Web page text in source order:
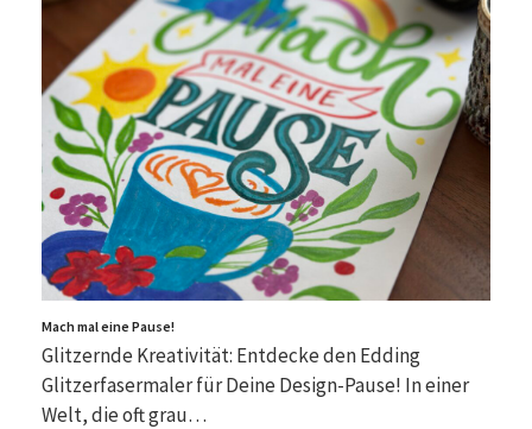
Mach mal eine Pause!
Glitzernde Kreativität: Entdecke den Edding
Glitzerfasermaler für Deine Design-Pause! In einer
Welt, die oft grau…